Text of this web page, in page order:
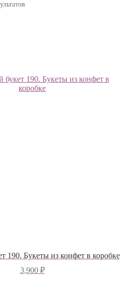
190. Букеты из конфет в коробке
3,900 ₽